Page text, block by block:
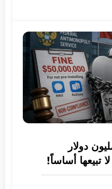
تغرم آبل 50 مليون دولار
تبيعها أساساً!